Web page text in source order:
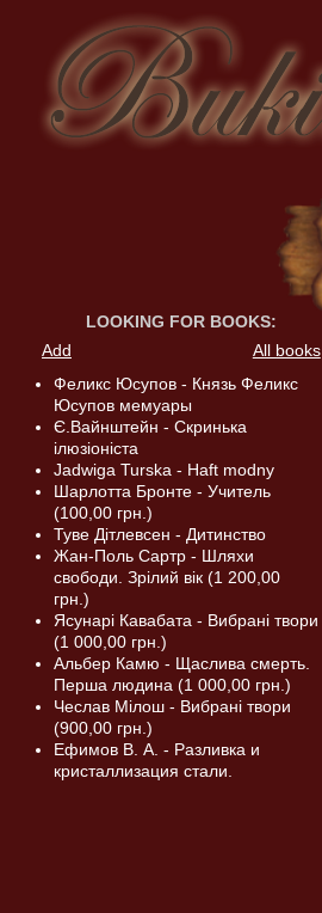
LOOKING FOR BOOKS:
Add
All books
Феликс Юсупов - Князь Феликс
Юсупов мемуары
Є.Вайнштейн - Скринька
ілюзіоніста
Jadwiga Turska - Haft modny
Шарлотта Бронте - Учитель
(100,00 грн.)
Туве Дітлевсен - Дитинство
Жан-Поль Сартр - Шляхи
свободи. Зрілий вік (1 200,00
грн.)
Ясунарі Кавабата - Вибрані твори
(1 000,00 грн.)
Альбер Камю - Щаслива смерть.
Перша людина (1 000,00 грн.)
Чеслав Мілош - Вибрані твори
(900,00 грн.)
Ефимов В. А. - Разливка и
кристаллизация стали.